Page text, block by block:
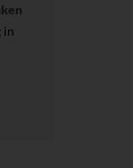
in